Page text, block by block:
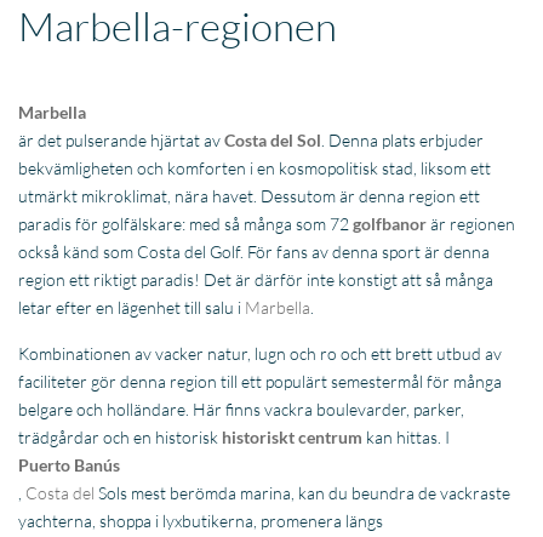
Marbella-regionen
Marbella
är det pulserande hjärtat avCosta del Sol . Denna plats erbjuder
bekvämligheten och komforten i en kosmopolitisk stad, liksom ett
utmärkt mikroklimat, nära havet. Dessutom är denna region ett
paradis för golfälskare: med så många som 72golfbanorär regionen
också känd som Costa del Golf. För fans av denna sport är denna
region ett riktigt paradis! Det är därför inte konstigt att så många
letar efter en lägenhet till salu i Marbella
Kombinationen av vacker natur, lugn och ro och ett brett utbud av
faciliteter gör denna region till ett populärt semestermål för många
belgare och holländare. Här finns vackra boulevarder, parker,
trädgårdar och en historisk historisktcentrum kan hittas. I
Puerto Banús
Costa del Sols mest berömda marina, kan du beundra de vackraste
yachterna, shoppa i lyxbutikerna, promenera längs